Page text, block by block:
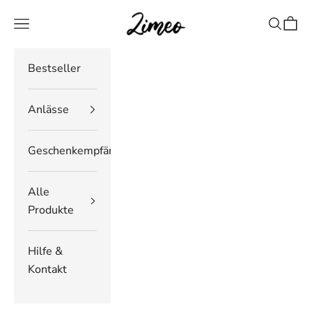
Zimeo Deutschland
Navigationsmenü öffnen Suche
Bestseller
Anlässe
Geschenkempfänger
Alle
Produkte
Hilfe &
Kontakt